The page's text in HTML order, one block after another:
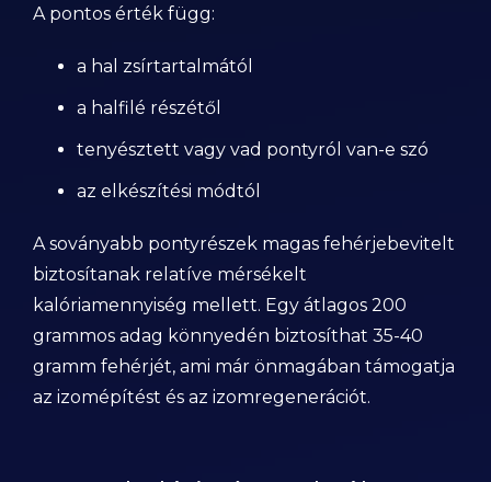
A pontos érték függ:
a hal zsírtartalmától
a halfilé részétől
tenyésztett vagy vad pontyról van-e szó
az elkészítési módtól
A soványabb pontyrészek magas fehérjebevitelt
biztosítanak relatíve mérsékelt
kalóriamennyiség mellett. Egy átlagos 200
grammos adag könnyedén biztosíthat 35-40
gramm fehérjét, ami már önmagában támogatja
az izomépítést és az izomregenerációt.